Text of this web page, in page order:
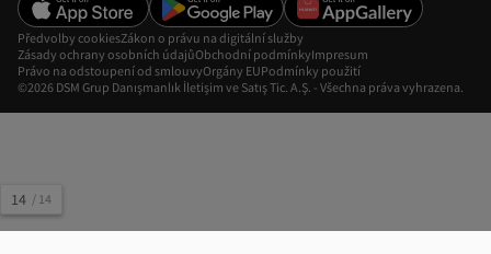
14 / 14
©2026 DSM Grup Danışmanlık İletişim ve Satış Tic. A.Ş. - Všechna práva vyhrazena.
Předvolby cookiesZákon o právu na digitální služby
Zásady ochrany osobních údajůObchodní podmínkyImpresum
Právo na odstoupení od smlouvyOrgány EUPodmínky použití